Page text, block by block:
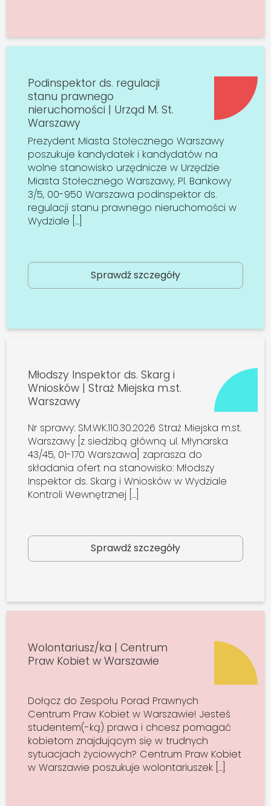
Podinspektor ds. regulacji
stanu prawnego
nieruchomości | Urząd M. St.
Warszawy
Prezydent Miasta Stołecznego Warszawy
poszukuje kandydatek i kandydatów na
wolne stanowisko urzędnicze w Urzędzie
Miasta Stołecznego Warszawy, Pl. Bankowy
3/5, 00-950 Warszawa podinspektor ds.
regulacji stanu prawnego nieruchomości w
Wydziale […]
Sprawdź szczegóły
Młodszy Inspektor ds. Skarg i
Wniosków | Straż Miejska m.st.
Warszawy
Nr sprawy: SM.WK.110.30.2026 Straż Miejska m.st.
Warszawy [z siedzibą główną ul. Młynarska
43/45, 01-170 Warszawa] zaprasza do
składania ofert na stanowisko: Młodszy
Inspektor ds. Skarg i Wniosków w Wydziale
Kontroli Wewnętrznej […]
Sprawdź szczegóły
Wolontariusz/ka | Centrum
Praw Kobiet w Warszawie
Dołącz do Zespołu Porad Prawnych
Centrum Praw Kobiet w Warszawie! Jesteś
studentem(-ką) prawa i chcesz pomagać
kobietom znajdującym się w trudnych
sytuacjach życiowych? Centrum Praw Kobiet
w Warszawie poszukuje wolontariuszek […]